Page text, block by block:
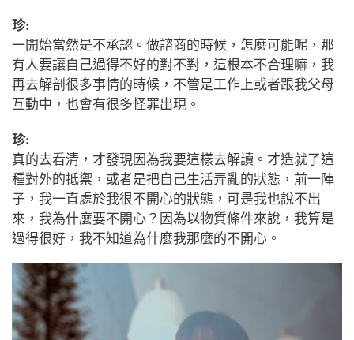
珍:
一開始當然是不承認。做諮商的時候，怎麼可能呢，那
有人要讓自己過得不好的對不對，這根本不合理嘛，我
再去解剖很多事情的時候，不管是工作上或者跟我父母
互動中，也會有很多怪罪出現。
珍:
真的去看清，才發現因為我要這樣去解讀。才造就了這
種對外的抵禦，或者是把自己生活弄亂的狀態，前一陣
子，我一直處於我很不開心的狀態，可是我也說不出
來，我為什麼要不開心？因為以物質條件來說，我算是
過得很好，我不知道為什麼我那麼的不開心。